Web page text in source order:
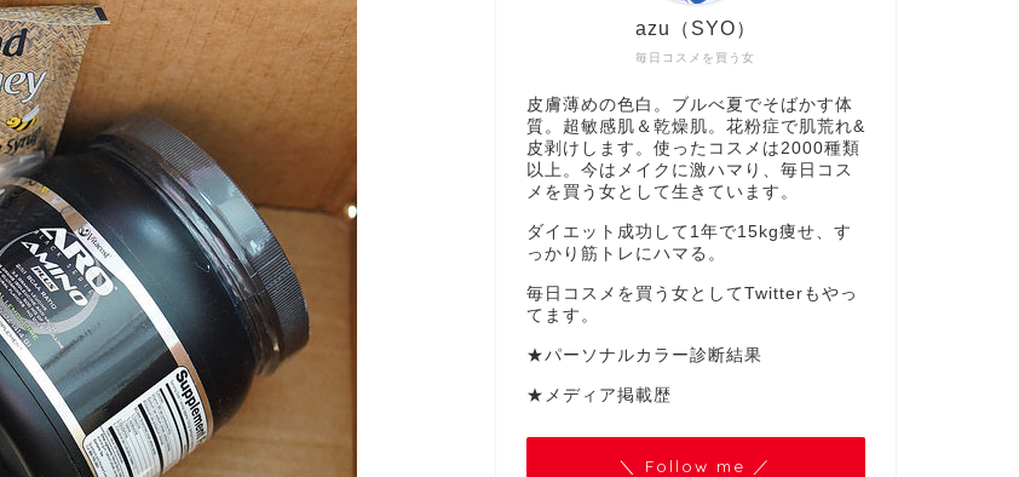
毎日コスメを買う女
azu（SYO）
皮膚薄めの色白。ブルべ夏でそばかす体
質。超敏感肌＆乾燥肌。花粉症で肌荒れ&
皮剥けします。使ったコスメは2000種類
以上。今はメイクに激ハマり、毎日コス
メを買う女として生きています。
ダイエット成功して1年で15kg痩せ、す
っかり筋トレにハマる。
毎日コスメを買う女としてTwitterもやっ
てます。
★パーソナルカラー診断結果
★メディア掲載歴
＼ Follow me ／